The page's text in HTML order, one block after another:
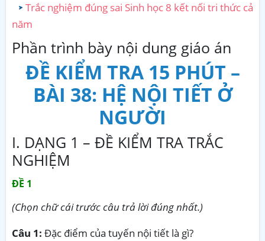
Trắc nghiệm đúng sai Sinh học 8 kết nối tri thức cả
năm
Phần trình bày nội dung giáo án
ĐỀ KIỂM TRA 15 PHÚT –
BÀI 38: HỆ NỘI TIẾT Ở
NGƯỜI
I. DẠNG 1 – ĐỀ KIỂM TRA TRẮC
NGHIỆM
ĐỀ 1
(Chọn chữ cái trước câu trả lời đúng nhất.)
Câu 1: Đặc điểm của tuyến nội tiết là gì?